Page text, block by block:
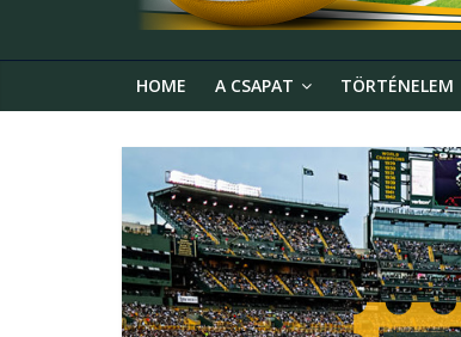
HOME A CSAPAT TÖRTÉNELEM